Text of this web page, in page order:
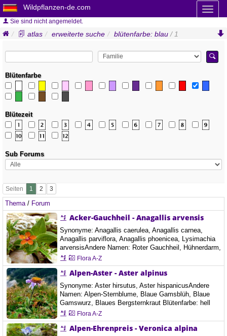
Wildpflanzen-de.com
Sie sind nicht angemeldet.
atlas erweiterte suche blütenfarbe: blau / 1
Blütenfarbe
Blütezeit
Sub Forums
Seiten
Thema / Forum
Acker-Gauchheil - Anagallis arvensis
Synonyme: Anagallis caerulea, Anagallis carnea,
Anagallis parviflora, Anagallis phoenicea, Lysimachia
arvensisAndere Namen: Roter Gauchheil, Hühnerdarm,
Nebelpflanze, Weinbergsstern, Wetterkraut Familie:
Primelgewächse - Primulaceae Blütenfarbe: orange,
blau, Blütezeit: Juni, Juli, August, September, Art der
Blüte: Anzahl der Blütenblätter 5, Der Acker-Gauchheil
ist eine niederliegend kriechende,…
Flora A-Z
Alpen-Aster - Aster alpinus
Synonyme: Aster hirsutus, Aster hispanicusAndere
Namen: Alpen-Sternblume, Blaue Gamsblüh, Blaue
Gamswurz, Blaues Bergsternkraut Blütenfarbe: hell
violett, blau, Blütezeit: Juni, Juli, August, September,
Art der Blüte: 7" Anzahl der Blütenblätter 7, Ort:
Aflenzer Bürgeralm, Österreich, 5.9.2021 Die Alpen-
Flora A-Z
Alpen-Ehrenpreis - Veronica alpina